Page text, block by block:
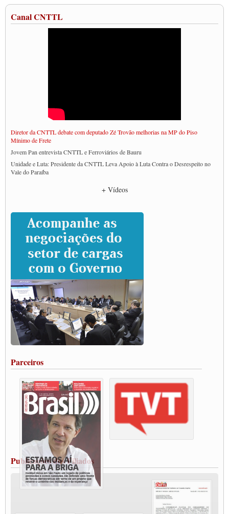
Canal CNTTL
Diretor da CNTTL debate com deputado Zé Trovão melhorias na MP do Piso
Mínimo de Frete
Jovem Pan entrevista CNTTL e Ferroviários de Bauru
Unidade e Luta: Presidente da CNTTL Leva Apoio à Luta Contra o Desrespeito no
Vale do Paraíba
Caminhoneiros prometem paralisação e cobram diálogo com Lula
CNTTL e lideranças de caminhoneiros participam de debate sobre saúde nas
rodovias
Paulinho e Litti debatem política global para transporte rodoviário de cargas na
SUTCRA no Uruguai
Grande Conquista da Categoria transporte de Cargas e Caminhoneiros Autonomos
ENCONTRO INTERNACIONAL EM APOIO A CLASSE TRABALHADORA
DO BRASIL E A ELEIÇÃO 2022
Carta às Brasileiras e aos Brasileiros em Defesa do Estado Democrático de Direito
Paulinho, presidente da CNTTL, faz balanço do 3º Congresso da CNTTL
Caminhoneiros aprovam greve a partir do 1º de novembro
Rodoviários de Feira Santana fazem Assembleia para avaliar proposta de reajuste
salarial
Vacina Já: Lockdown de 24 horas dos trabalhadores em transportes está mantido,
Condutores de Guarulhos farão greve sanitária nesta terça-feira (20)
Paralisação dos Caminhoneiros na #BR285, entrocamento que liga o Mercosul ao
Rio Grande
Caminhoneiros bloqueiam duas faixas na Castello Branco e fazem protesto
Modal-Live #13 Aumento da Violência Contra Mulher e o Adoecimento da Classe
Trabalhadora em Tempos de Pandemia
MODAL-LIVE#12 POLÍTICAS PÚBLICAS DE TRANSPORTE PARA A
CLASSE TRABALHADORA E ELEIÇÕES NA PANDEMIA
MODAL-LIVE#11 POLÍTICAS PÚBLICAS DE TRANSPORTE
JUVENTUDE DO TRANSPORTE: POR QUE DEVEMOS NOS ORGANIZAR?
Fabio Primo testa positivo para Coronavírus, mas está bem de saúde
Modal-Live#9 Quais são os direitos dos trabalhador@s que contraem a Covid-19 na
+ Vídeos
Parceiros
Publicações dos Filiados